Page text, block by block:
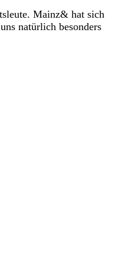
Mainz& hat sich
natürlich besonders